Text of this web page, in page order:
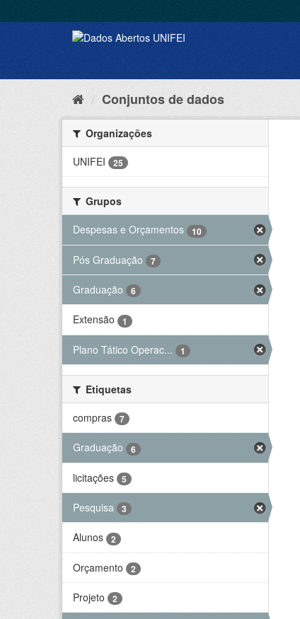
Conjuntos de dados
Organizações
UNIFEI
25
Grupos
Despesas e Orçamentos
10
Pós Graduação 7
Graduação 6
Extensão 1
Plano Tático Operac... 1
Etiquetas
compras
7
Graduação 6
licitações 5
Pesquisa 3
Alunos 2
Orçamento 2
Projeto 2